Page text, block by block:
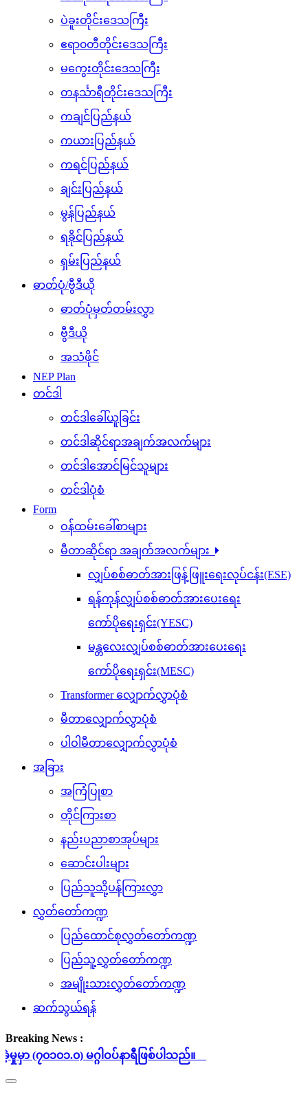
ပဲခူးတိုင်းဒေသကြီး
ဧရာ၀တီတိုင်းဒေသကြီး
မကွေးတိုင်းဒေသကြီး
တနင်္သာရီတိုင်းဒေသကြီး
ကချင်ပြည်နယ်
ကယားပြည်နယ်
ကရင်ပြည်နယ်
ချင်းပြည်နယ်
မွန်ပြည်နယ်
ရခိုင်ပြည်နယ်
ရှမ်းပြည်နယ်
ဓာတ်ပုံ/ဗွီဒီယို
ဓာတ်ပုံမှတ်တမ်းလွှာ
ဗွီဒီယို
အသံဖိုင်
NEP Plan
တင်ဒါ
တင်ဒါခေါ်ယူခြင်း
တင်ဒါဆိုင်ရာအချက်အလက်များ
တင်ဒါအောင်မြင်သူများ
တင်ဒါပုံစံ
Form
ဝန်ထမ်းခေါ်စာများ
မီတာဆိုင်ရာ အချက်အလက်များ
လျှပ်စစ်ဓာတ်အားဖြန့်ဖြူးရေးလုပ်ငန်း(ESE)
ရန်ကုန်လျှပ်စစ်ဓာတ်အားပေးရေး
ကော်ပိုရေးရှင်း(YESC)
မန္တလေးလျှပ်စစ်ဓာတ်အားပေးရေး
ကော်ပိုရေးရှင်း(MESC)
Transformer လျှောက်လွှာပုံစံ
မီတာလျှောက်လွှာပုံစံ
ပါဝါမီတာလျှောက်လွှာပုံစံ
အခြား
အကြံပြုစာ
တိုင်ကြားစာ
နည်းပညာစာအုပ်များ
ဆောင်းပါးများ
ပြည်သူသို့ပန်ကြားလွှာ
လွှတ်တော်ကဏ္ဍ
ပြည်ထောင်စုလွှတ်တော်ကဏ္ဍ
ပြည်သူ့လွှတ်တော်ကဏ္ဍ
အမျိုးသားလွှတ်တော်ကဏ္ဍ
ဆက်သွယ်ရန်
Breaking News :
ဂါဝပ်နာရီဖြစ်ပါသည်။
Toggle